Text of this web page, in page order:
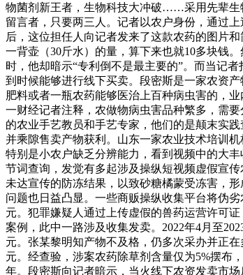
物菌剂新王者，生物科技大冲破……采用先辈生
留言者，只要两三人。记者以农户身份，通过
后，这位担任人向记者发来了这款农药的图片
一背壶（30斤水）的量，算下来也就10多块钱
时，他却暗示“专利倒不是最主要的”。而当记
到时候能够进行线下买卖。段密斯是一家农资
肥料或者一瓶农药能够医治上百种病虫害的，
一财经记者注释，农做物病虫害品种繁多，需
的农业手艺教员和手艺专家，他们的是颠末实
并乘隙售卖产物获利。山东一家农业技术培训
特别是小农户缺乏分辨能力，看到视频中的大
节词查询，发觉有多起涉及操纵短视频虚假宣
未达宣传的防冻结果，以致砂糖橘蒙受冻害，
问题也日益凸显。一些商贩操纵收集平台将伪
元。犯罪嫌疑人通过上传虚假的兽药运营许可
案例，此中一路涉及收集发卖。2022年4月至
元。张某黎明知产物不及格，仍多次采办并正
元。经查验，涉案农药除草剂含量仅为5%摆布
年。段密斯向记者暗示，当火线下农资发卖市